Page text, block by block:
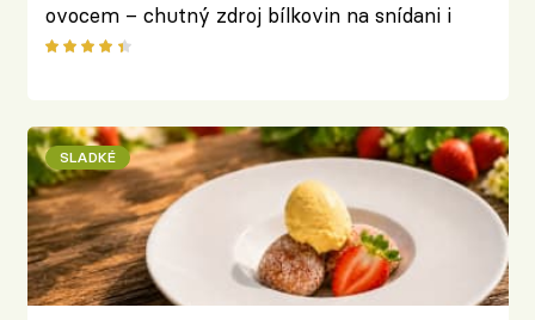
ovocem – chutný zdroj bílkovin na snídani i
svačinu
SLADKÉ